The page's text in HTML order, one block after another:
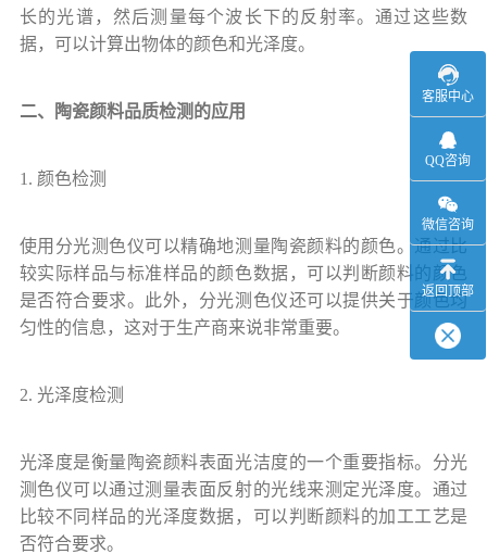
长的光谱，然后测量每个波长下的反射率。通过这些数
据，可以计算出物体的颜色和光泽度。
二、陶瓷颜料品质检测的应用
1. 颜色检测
使用分光测色仪可以精确地测量陶瓷颜料的颜色。通过比
较实际样品与标准样品的颜色数据，可以判断颜料的颜色
是否符合要求。此外，分光测色仪还可以提供关于颜色均
匀性的信息，这对于生产商来说非常重要。
2. 光泽度检测
光泽度是衡量陶瓷颜料表面光洁度的一个重要指标。分光
测色仪可以通过测量表面反射的光线来测定光泽度。通过
比较不同样品的光泽度数据，可以判断颜料的加工工艺是
否符合要求。
客服中心
QQ咨询
微信咨询
返回顶部